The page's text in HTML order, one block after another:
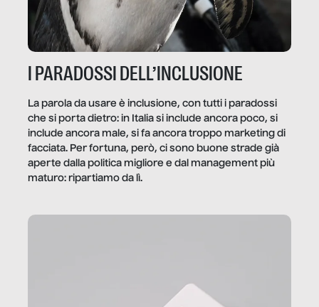
I PARADOSSI DELL’INCLUSIONE
La parola da usare è inclusione, con tutti i paradossi
che si porta dietro: in Italia si include ancora poco, si
include ancora male, si fa ancora troppo marketing di
facciata. Per fortuna, però, ci sono buone strade già
aperte dalla politica migliore e dal management più
maturo: ripartiamo da lì.